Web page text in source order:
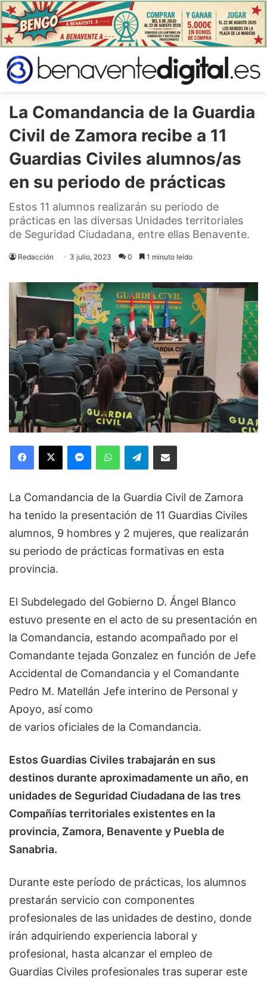
La Comandancia de la Guardia
Civil de Zamora recibe a 11
Guardias Civiles alumnos/as
en su periodo de prácticas
Estos 11 alumnos realizarán su periodo de
prácticas en las diversas Unidades territoriales
de Seguridad Ciudadana, entre ellas Benavente.
Redacción 3 julio, 2023 0 1 minuto leído
Facebook
X MessengerWhatsAppTelegramCompartir via Email
La Comandancia de la Guardia Civil de Zamora
ha tenido la presentación de 11 Guardias Civiles
alumnos, 9 hombres y 2 mujeres, que realizarán
su periodo de prácticas formativas en esta
provincia.
El Subdelegado del Gobierno D. Ángel Blanco
estuvo presente en el acto de su presentación en
la Comandancia, estando acompañado por el
Comandante tejada Gonzalez en función de Jefe
Accidental de Comandancia y el Comandante
Pedro M. Matellán Jefe interino de Personal y
Apoyo, así como
de varios oficiales de la Comandancia.
Estos Guardias Civiles trabajarán en sus
destinos durante aproximadamente un año, en
unidades de Seguridad Ciudadana de las tres
Compañías territoriales existentes en la
provincia, Zamora, Benavente y Puebla de
Sanabria.
Durante este período de prácticas, los alumnos
prestarán servicio con componentes
profesionales de las unidades de destino, donde
irán adquiriendo experiencia laboral y
profesional, hasta alcanzar el empleo de
Guardias Civiles profesionales tras superar este